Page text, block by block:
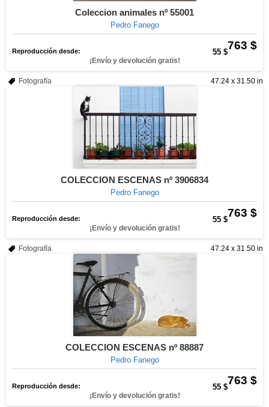
Coleccion animales nº 55001
Pedro Fanego
763 $
Reproducción desde: 55 $
¡Envío y devolución gratis!
47.24 x 31.50 in
Fotografía
COLECCION ESCENAS nº 3906834
Pedro Fanego
763 $
Reproducción desde: 55 $
¡Envío y devolución gratis!
47.24 x 31.50 in
Fotografía
COLECCION ESCENAS nº 88887
Pedro Fanego
763 $
Reproducción desde: 55 $
¡Envío y devolución gratis!